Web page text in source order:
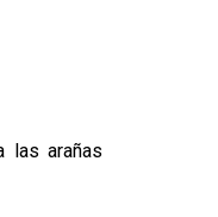
las arañas